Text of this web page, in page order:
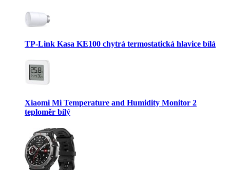
TP-Link Kasa KE100 chytrá termostatická hlavice bílá
Xiaomi Mi Temperature and Humidity Monitor 2
teploměr bílý